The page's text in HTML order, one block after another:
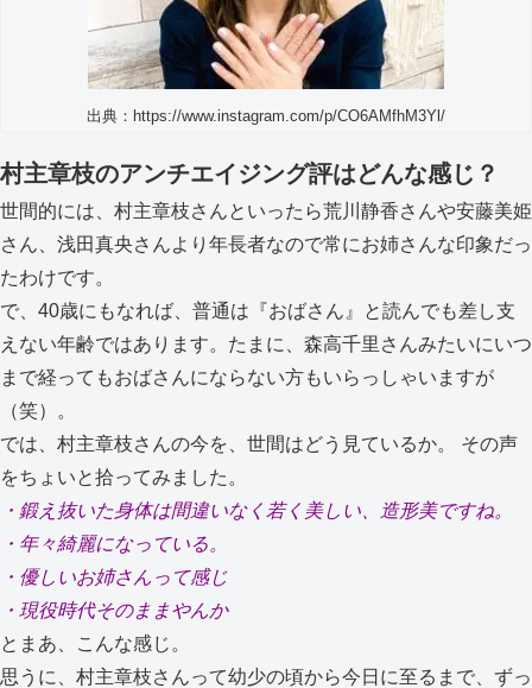
出典：https://www.instagram.com/p/CO6AMfhM3Yl/
村主章枝のアンチエイジング評はどんな感じ？
世間的には、村主章枝さんといったら荒川静香さんや安藤美姫
さん、浅田真央さんより年長者なので常にお姉さんな印象だっ
たわけです。
で、40歳にもなれば、普通は『おばさん』と読んでも差し支
えない年齢ではあります。たまに、森高千里さんみたいにいつ
まで経ってもおばさんにならない方もいらっしゃいますが
（笑）。
では、村主章枝さんの今を、世間はどう見ているか。 その声
をちょいと拾ってみました。
・鍛え抜いた身体は間違いなく若く美しい、造形美ですね。
・年々綺麗になっている。
・優しいお姉さんって感じ
・現役時代そのままやんか
とまあ、こんな感じ。
思うに、村主章枝さんって幼少の頃から今日に至るまで、ずっ